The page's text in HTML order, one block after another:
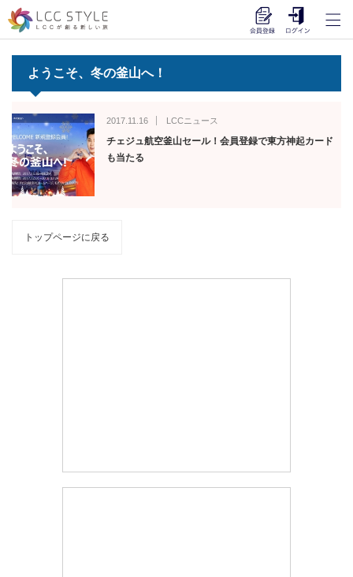
ようこそ、冬の釜山へ！
2017.11.16 LCCニュース
チェジュ航空釜山セール！会員登録で東方神起カード
も当たる
トップページに戻る